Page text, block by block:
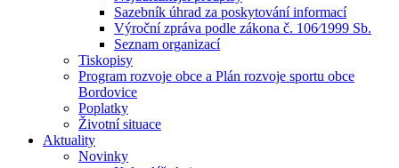
Sazebník úhrad za poskytování informací
Výroční zpráva podle zákona č. 106⁄1999 Sb.
Seznam organizací
Tiskopisy
Program rozvoje obce a Plán rozvoje sportu obce
Bordovice
Poplatky
Životní situace
Aktuality
Novinky